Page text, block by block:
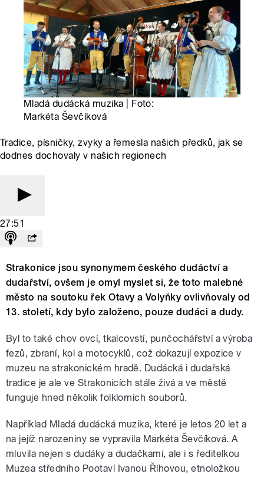
Mladá dudácká muzika | Foto:
Markéta Ševčíková
Tradice, písničky, zvyky a řemesla našich předků, jak se
dodnes dochovaly v našich regionech
27:51
Strakonice jsou synonymem českého dudáctví a
dudařství, ovšem je omyl myslet si, že toto malebné
město na soutoku řek Otavy a Volyňky ovlivňovaly od
13. století, kdy bylo založeno, pouze dudáci a dudy.
Byl to také chov ovcí, tkalcovstí, punčochářství a výroba
fezů, zbraní, kol a motocyklů, což dokazují expozice v
muzeu na strakonickém hradě. Dudácká i dudařská
tradice je ale ve Strakonicích stále živá a ve městě
funguje hned několik folklorních souborů.
Například Mladá dudácká muzika, které je letos 20 let a
na jejíž narozeniny se vypravila Markéta Ševčíková. A
mluvila nejen s dudáky a dudačkami, ale i s ředitelkou
Muzea středního Pootaví Ivanou Říhovou, etnoložkou